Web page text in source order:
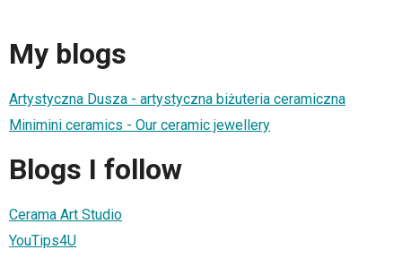
My blogs
Artystyczna Dusza - artystyczna biżuteria ceramiczna
Minimini ceramics - Our ceramic jewellery
Blogs I follow
Cerama Art Studio
YouTips4U